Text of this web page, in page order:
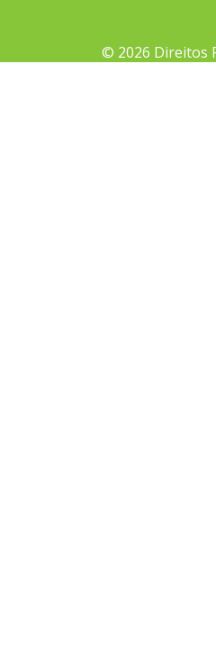
© 2026 Direitos